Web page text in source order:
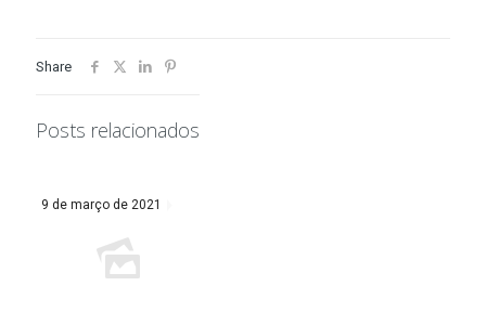
Share
Posts relacionados
9 de março de 2021